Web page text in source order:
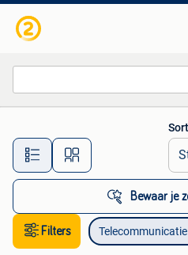
Alle
Bewaar je
Filters Telecommunicatie